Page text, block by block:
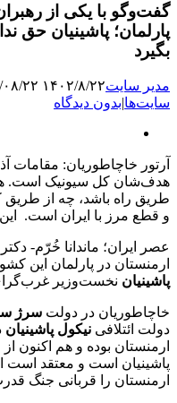
گفت‌و‌گو با یکی از
پارلمان؛ پاشینیان حق
بگیرد
مدیر سایت۱۴۰۲/۸/۲۲ ۱۵:۵۰:۴۸ ۱۴۰۲/
سایت‌ها|بدون دیدگاه
بزرگ
آرتور خاچاطوریان: مقامات
هدف‌شان کل سیونیک است.
طریق راه باشد، چه از طریق
و قطع مرز با ایران است.
عصر ایران؛ ماندانا خُرّم- دکتر
ارمنستان در پارلمان این
پاشینیان نخست‌وزیر
خاچاطوریان در دولت سرژ
دولت ائتلافی نیکول پاشینیان
ارمنستان بوده و هم اکنون
پاشینیان است و معتقد
ارمنستان را قربانی جنگ